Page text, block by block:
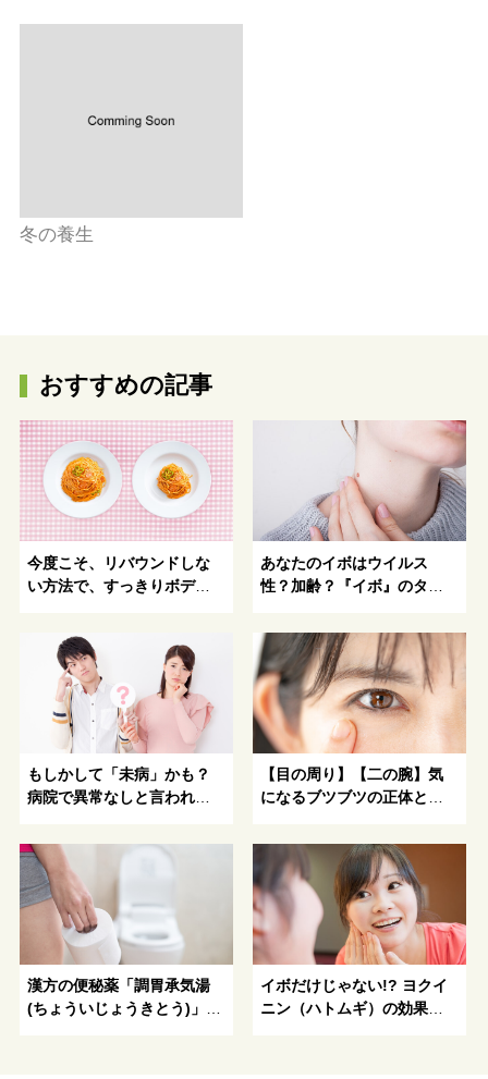
冬の養生
おすすめの記事
今度こそ、リバウンドしな
い方法で、すっきりボディ
あなたのイボはウイルス
性？加齢？『イボ』のタイ
礎知識と対策
もしかして「未病」かも？
病院で異常なしと言われた
てみませんか？
【目の周り】【二の腕】気
になるブツブツの正体と治
漢方の便秘薬「調胃承気湯
(ちょういじょうきとう)」を
イボだけじゃない!? ヨクイ
ニン（ハトムギ）の効果的